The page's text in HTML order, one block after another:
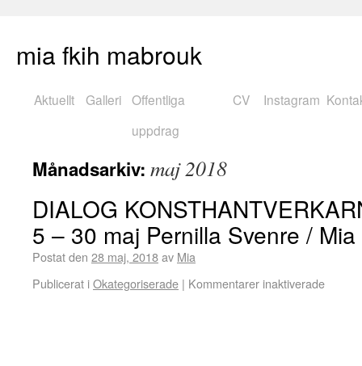
mia fkih mabrouk
Aktuellt Galleri Offentliga
uppdrag
CV Instagram
Månadsarkiv: maj 2018
DIALOG
5 – 30 maj Pernilla Svenre /
Postat den 28 maj, 2018av Mia
Publicerat iOkategoriserade | Kommentarer inaktiverade